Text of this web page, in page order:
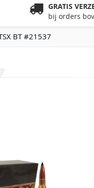
GRATIS
bij orders
BT #21537